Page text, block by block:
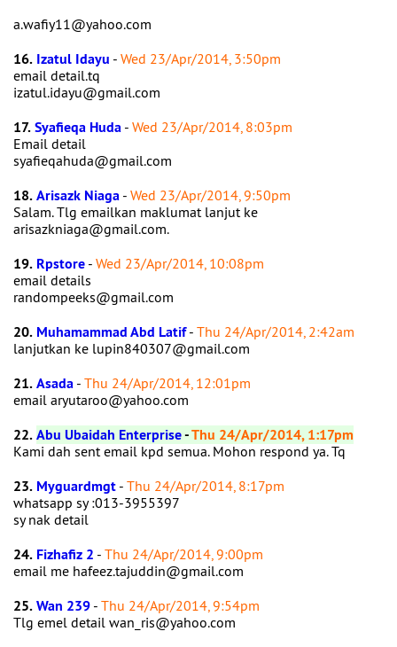
a.wafiy11@yahoo.com
16. Izatul Idayu - Wed 23/Apr/2014, 3:50pm
email detail.tq
izatul.idayu@gmail.com
17.Syafieqa Huda - Wed 23/Apr/2014, 8:03pm
Email detail
syafieqahuda@gmail.com
18.Arisazk Niaga - Wed 23/Apr/2014, 9:50pm
Salam. Tlg emailkan maklumat lanjut ke
arisazkniaga@gmail.com.
19. Rpstore - Wed 23/Apr/2014, 10:08pm
email details
randompeeks@gmail.com
20. Muhamammad Abd Latif- Thu 24/Apr/2014, 2:42am
lanjutkan ke lupin840307@gmail.com
21.Asada - Thu 24/Apr/2014, 12:01pm
email aryutaroo@yahoo.com
22.Abu Ubaidah Enterprise-Thu 24/Apr/2014, 1:17pm
Kami dah sent email kpd semua. Mohon respond ya. Tq
23. Myguardmgt - Thu 24/Apr/2014, 8:17pm
whatsapp sy :013-3955397
sy nak detail
24. Fizhafiz 2 - Thu 24/Apr/2014, 9:00pm
email me hafeez.tajuddin@gmail.com
25.Wan 239 - Thu 24/Apr/2014, 9:54pm
Tlg emel detail wan_ris@yahoo.com